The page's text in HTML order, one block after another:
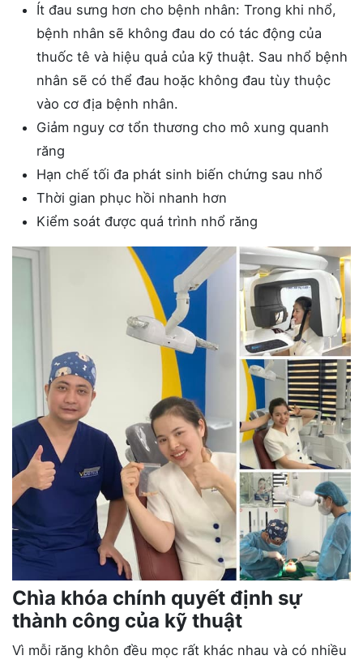
Ít đau sưng hơn cho bệnh nhân: Trong khi nhổ,
bệnh nhân sẽ không đau do có tác động của
thuốc tê và hiệu quả của kỹ thuật. Sau nhổ bệnh
nhân sẽ có thể đau hoặc không đau tùy thuộc
vào cơ địa bệnh nhân.
Giảm nguy cơ tổn thương cho mô xung quanh
răng
Hạn chế tối đa phát sinh biến chứng sau nhổ
Thời gian phục hồi nhanh hơn
Kiểm soát được quá trình nhổ răng
Chìa khóa chính quyết định sự
thành công của kỹ thuật
Vì mỗi răng khôn đều mọc rất khác nhau và có nhiều